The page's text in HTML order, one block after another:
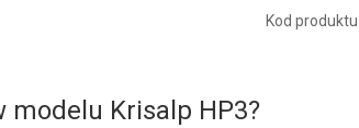
Kod produktu
modelu Krisalp HP3?